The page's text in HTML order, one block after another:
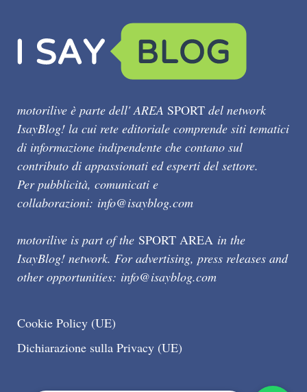
motorilive è parte dell' AREA SPORT del network
IsayBlog! la cui rete editoriale comprende siti tematici
di informazione indipendente che contano sul
contributo di appassionati ed esperti del settore.
Per pubblicità, comunicati e
collaborazioni: info@isayblog.com
motorilive is part of the SPORT AREA in the
IsayBlog! network. For advertising, press releases and
other opportunities: info@isayblog.com
Cookie Policy (UE)
Dichiarazione sulla Privacy (UE)